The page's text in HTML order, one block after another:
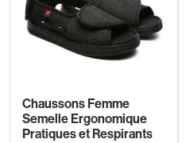
Chaussons Femme
Semelle Ergonomique
Pratiques et Respirants